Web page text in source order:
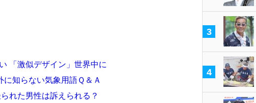
「激似デザイン」世界中に
に知らない気象用語Ｑ＆Ａ
れた男性は訴えられる？
3
4